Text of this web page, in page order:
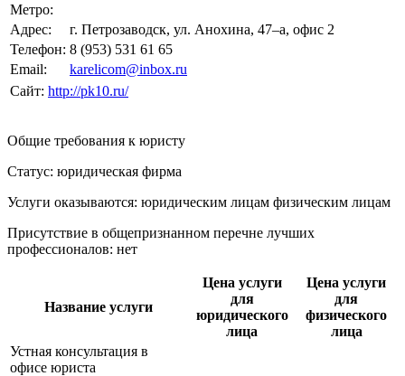
Метро:
Адрес:
г. Петрозаводск, ул. Анохина, 47–а, офис 2
Телефон: 8 (953) 531 61 65
Email:
karelicom@inbox.ru
Сайт: http://pk10.ru/
Общие требования к юристу
Статус: юридическая фирма
Услуги оказываются: юридическим лицам физическим лицам
Присутствие в общепризнанном перечне лучших
профессионалов: нет
Название услуги
Цена услуги
для
юридического
лица
Цена услуги
для
физического
лица
Устная консультация в
офисе юриста